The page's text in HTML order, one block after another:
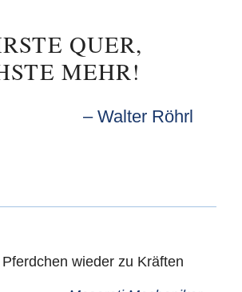
QUER,
MEHR!
Walter Röhrl
wieder zu Kräften